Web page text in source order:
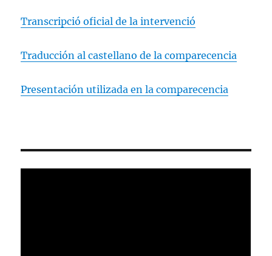
Transcripció oficial de la intervenció
Traducción al castellano de la comparecencia
Presentación utilizada en la comparecencia